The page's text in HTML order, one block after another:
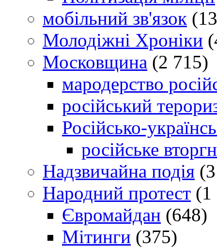
мобільний зв'язок
Молодіжні Хроніки
Московщина (2 715)
мародерство
російський
Російсько-
російське
Надзвичайна подія
Народний протест (1
Євромайдан (648)
Мітинги (375)